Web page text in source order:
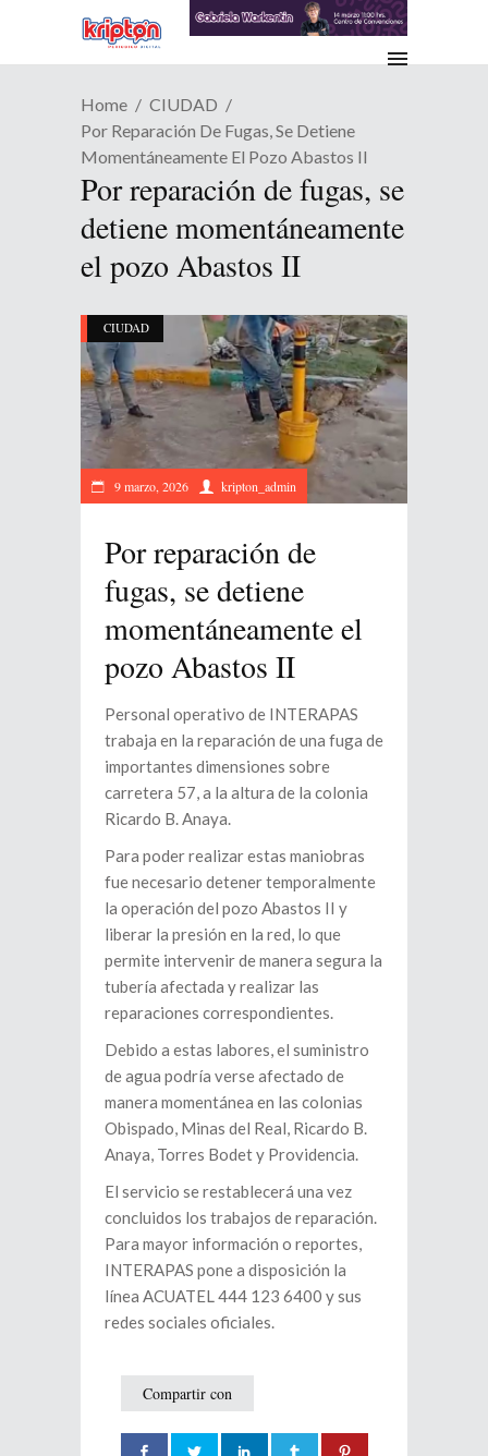
Home
CIUDAD
Por Reparación De Fugas, Se Detiene
Momentáneamente El Pozo Abastos II
Por reparación de fugas, se
detiene momentáneamente
el pozo Abastos II
CIUDAD
9 marzo, 2026 kripton_admin
Por reparación de
fugas, se detiene
momentáneamente el
pozo Abastos II
Personal operativo de INTERAPAS
trabaja en la reparación de una fuga de
importantes dimensiones sobre
carretera 57, a la altura de la colonia
Ricardo B. Anaya.
Para poder realizar estas maniobras
fue necesario detener temporalmente
la operación del pozo Abastos II y
liberar la presión en la red, lo que
permite intervenir de manera segura la
tubería afectada y realizar las
reparaciones correspondientes.
Debido a estas labores, el suministro
de agua podría verse afectado de
manera momentánea en las colonias
Obispado, Minas del Real, Ricardo B.
Anaya, Torres Bodet y Providencia.
El servicio se restablecerá una vez
concluidos los trabajos de reparación.
Para mayor información o reportes,
INTERAPAS pone a disposición la
línea ACUATEL 444 123 6400 y sus
redes sociales oficiales.
Compartir con